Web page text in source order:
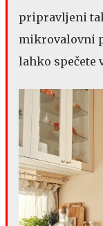
pripravljeni
mikrovalovni
lahko spečete